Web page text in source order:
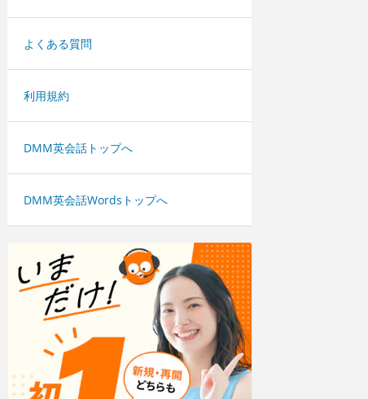
よくある質問
利用規約
DMM英会話トップへ
DMM英会話Wordsトップへ